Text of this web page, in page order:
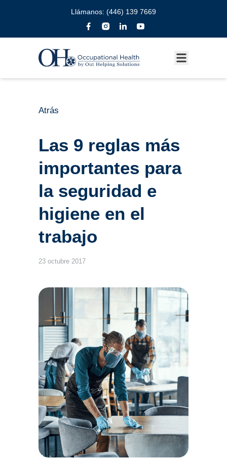
Llámanos: (446) 139 7669
Atrás
Las 9 reglas más
importantes para
la seguridad e
higiene en el
trabajo
23 octubre 2017